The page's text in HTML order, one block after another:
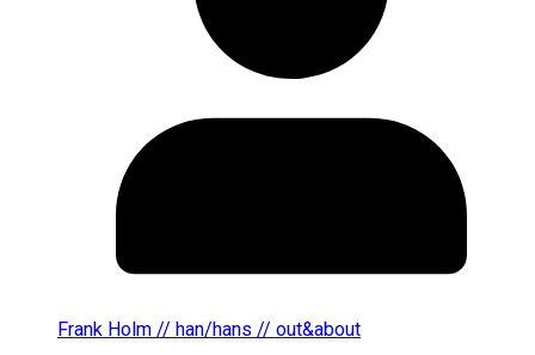
Frank Holm // han/hans // out&about